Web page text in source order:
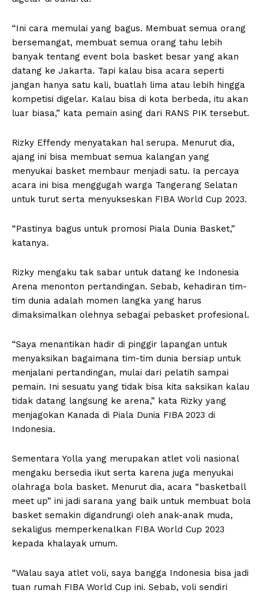
“Ini cara memulai yang bagus. Membuat semua orang
bersemangat, membuat semua orang tahu lebih
banyak tentang event bola basket besar yang akan
datang ke Jakarta. Tapi kalau bisa acara seperti
jangan hanya satu kali, buatlah lima atau lebih hingga
kompetisi digelar. Kalau bisa di kota berbeda, itu akan
luar biasa,” kata pemain asing dari RANS PIK tersebut.
Rizky Effendy menyatakan hal serupa. Menurut dia,
ajang ini bisa membuat semua kalangan yang
menyukai basket membaur menjadi satu. Ia percaya
acara ini bisa menggugah warga Tangerang Selatan
untuk turut serta menyukseskan FIBA World Cup 2023.
“Pastinya bagus untuk promosi Piala Dunia Basket,”
katanya.
Rizky mengaku tak sabar untuk datang ke Indonesia
Arena menonton pertandingan. Sebab, kehadiran tim-
tim dunia adalah momen langka yang harus
dimaksimalkan olehnya sebagai pebasket profesional.
“Saya menantikan hadir di pinggir lapangan untuk
menyaksikan bagaimana tim-tim dunia bersiap untuk
menjalani pertandingan, mulai dari pelatih sampai
pemain. Ini sesuatu yang tidak bisa kita saksikan kalau
tidak datang langsung ke arena,” kata Rizky yang
menjagokan Kanada di Piala Dunia FIBA 2023 di
Indonesia.
Sementara Yolla yang merupakan atlet voli nasional
mengaku bersedia ikut serta karena juga menyukai
olahraga bola basket. Menurut dia, acara “basketball
meet up” ini jadi sarana yang baik untuk membuat bola
basket semakin digandrungi oleh anak-anak muda,
sekaligus memperkenalkan FIBA World Cup 2023
kepada khalayak umum.
“Walau saya atlet voli, saya bangga Indonesia bisa jadi
tuan rumah FIBA World Cup ini. Sebab, voli sendiri